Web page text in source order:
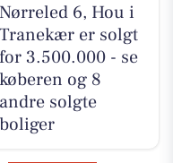
Nørreled 6, Hou i
Tranekær er solgt
for 3.500.000 - se
køberen og 8
andre solgte
boliger